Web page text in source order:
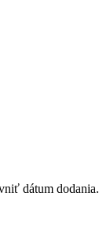
dátum dodania.